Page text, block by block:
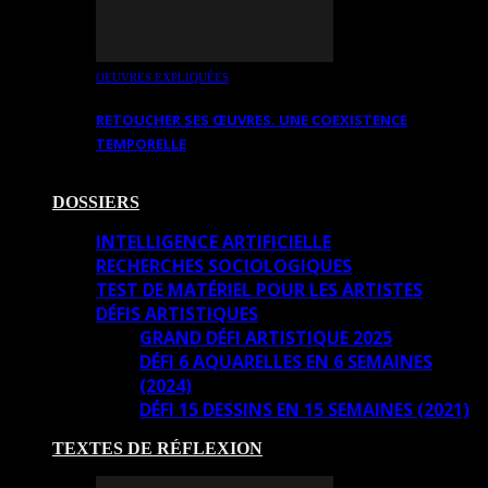
OEUVRES EXPLIQUÉES
RETOUCHER SES ŒUVRES. UNE COEXISTENCE
TEMPORELLE
DOSSIERS
INTELLIGENCE ARTIFICIELLE
RECHERCHES SOCIOLOGIQUES
TEST DE MATÉRIEL POUR LES ARTISTES
DÉFIS ARTISTIQUES
GRAND DÉFI ARTISTIQUE 2025
DÉFI 6 AQUARELLES EN 6 SEMAINES
(2024)
DÉFI 15 DESSINS EN 15 SEMAINES (2021)
TEXTES DE RÉFLEXION